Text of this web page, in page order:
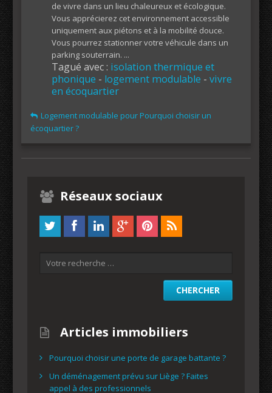
de vivre dans un lieu chaleureux et écologique.
Vous apprécierez cet environnement accessible
uniquement aux piétons et à la mobilité douce.
Vous pourrez stationner votre véhicule dans un
parking souterrain. ...
Tagué avec : isolation thermique et
phonique - logement modulable - vivre
en écoquartier
Logement modulable pour Pourquoi choisir un
écoquartier ?
Réseaux sociaux
Articles immobiliers
Pourquoi choisir une porte de garage battante ?
Un déménagement prévu sur Liège ? Faites
appel à des professionnels